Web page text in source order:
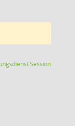
Session(Wird in